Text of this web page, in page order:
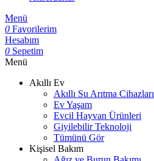
Menü
0 Favorilerim
Hesabım
0 Sepetim
Menü
Akıllı Ev
Akıllı Su Arıtma Cihazları
Ev Yaşam
Evcil Hayvan Ürünleri
Giyilebilir Teknoloji
Tümünü Gör
Kişisel Bakım